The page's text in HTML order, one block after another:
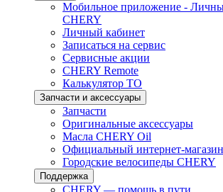
Мобильное приложение -
CHERY
Личный кабинет
Записаться на сервис
Сервисные акции
CHERY Remote
Калькулятор ТО
Запчасти и аксессуары
Запчасти
Оригинальные аксессуары
Масла CHERY Oil
Официальный интернет-магазин
Городские велосипеды CHERY
Поддержка
CHERY — помощь в пути